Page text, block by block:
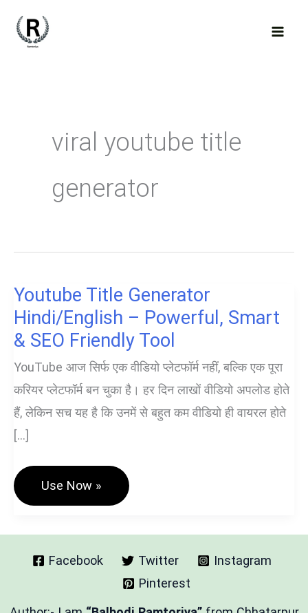
viral youtube title
generator
Youtube Title Generator
Hindi/English – Powerful, Smart
& SEO Friendly Tool
YouTube आज सिर्फ एक वीडियो प्लेटफॉर्म नहीं, बल्कि एक पूरा
करियर प्लेटफॉर्म बन चुका है। हर दिन लाखों वीडियो अपलोड होते
हैं, लेकिन सच यह है कि उनमें से बहुत कम वीडियो ही वायरल होते
[…]
Youtube
Generator
–
Smart
&
Tool
Use Now »
Facebook Twitter
Instagram
Pinterest